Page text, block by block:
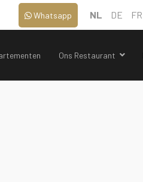
NL DE FR
Whatsapp
Ons Restaurant